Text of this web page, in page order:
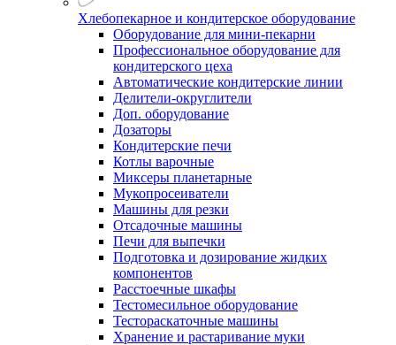
Хлебопекарное и кондитерское оборудование
Оборудование для мини-пекарни
Профессиональное оборудование для
кондитерского цеха
Автоматические кондитерские линии
Делители-округлители
Доп. оборудование
Дозаторы
Кондитерские печи
Котлы варочные
Миксеры планетарные
Мукопросеиватели
Машины для резки
Отсадочные машины
Печи для выпечки
Подготовка и дозирование жидких
компонентов
Расстоечные шкафы
Тестомесильное оборудование
Тестораскаточные машины
Хранение и растаривание муки